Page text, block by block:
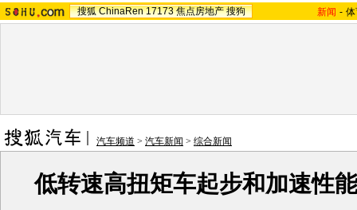
搜狐 ChinaRen 17173 焦点房地产 搜狗 新闻 -
汽车频道 > 汽车新闻 > 综合新闻
低转速高扭矩车起步和加速性